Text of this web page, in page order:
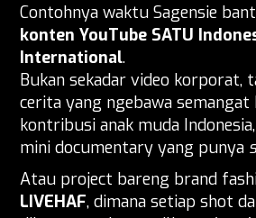
Contohnya waktu Sagensie
konten YouTube SATU
International.
Bukan sekadar video korporat,
cerita yang ngebawa semangat
kontribusi anak muda
mini documentary yang punya
Atau project bareng brand
LIVEHAF, dimana setiap shot